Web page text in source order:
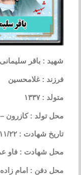
شهید : باقر سلیمانی
فرزند : غلامحسین
متولد : ۱۳۳۷
محل تولد :
تاریخ شهادت : ۱۳۶۴/۱۱/۲۲
محل شهادت : فاو
محل دفن : امام